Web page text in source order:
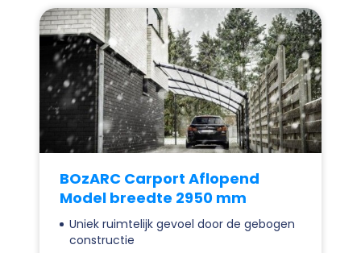
BOzARC Carport Aflopend
Model breedte 2950 mm
Uniek ruimtelijk gevoel door de gebogen
constructie